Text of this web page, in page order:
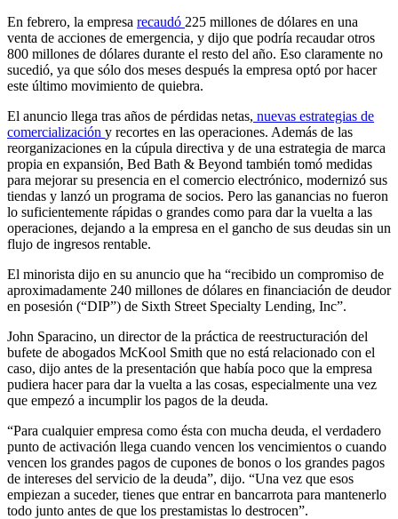
En febrero, la empresa recaudó 225 millones de dólares en una
venta de acciones de emergencia, y dijo que podría recaudar otros
800 millones de dólares durante el resto del año. Eso claramente no
sucedió, ya que sólo dos meses después la empresa optó por hacer
este último movimiento de quiebra.
El anuncio llega tras años de pérdidas netas, nuevas estrategias de
comercialización y recortes en las operaciones. Además de las
reorganizaciones en la cúpula directiva y de una estrategia de marca
propia en expansión, Bed Bath & Beyond también tomó medidas
para mejorar su presencia en el comercio electrónico, modernizó sus
tiendas y lanzó un programa de socios. Pero las ganancias no fueron
lo suficientemente rápidas o grandes como para dar la vuelta a las
operaciones, dejando a la empresa en el gancho de sus deudas sin un
flujo de ingresos rentable.
El minorista dijo en su anuncio que ha “recibido un compromiso de
aproximadamente 240 millones de dólares en financiación de deudor
en posesión (“DIP”) de Sixth Street Specialty Lending, Inc”.
John Sparacino, un director de la práctica de reestructuración del
bufete de abogados McKool Smith que no está relacionado con el
caso, dijo antes de la presentación que había poco que la empresa
pudiera hacer para dar la vuelta a las cosas, especialmente una vez
que empezó a incumplir los pagos de la deuda.
“Para cualquier empresa como ésta con mucha deuda, el verdadero
punto de activación llega cuando vencen los vencimientos o cuando
vencen los grandes pagos de cupones de bonos o los grandes pagos
de intereses del servicio de la deuda”, dijo. “Una vez que esos
empiezan a suceder, tienes que entrar en bancarrota para mantenerlo
todo junto antes de que los prestamistas lo destrocen”.